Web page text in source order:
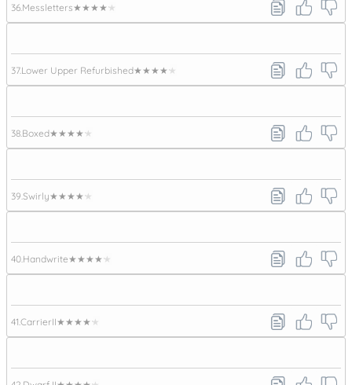
36. Messletters★★★★★
37.Lower Upper Refurbished★★★★★
38. Boxed★★★★★
39. Swirly★★★★★
40. Handwrite★★★★★
41. CarrierII★★★★★